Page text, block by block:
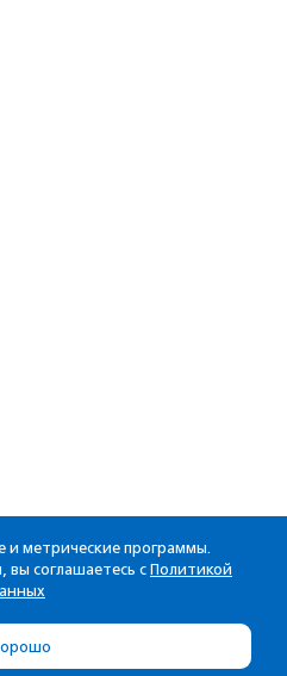
метрические программы.
соглашаетесь с Политикой